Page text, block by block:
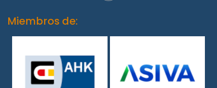
Miembros de: